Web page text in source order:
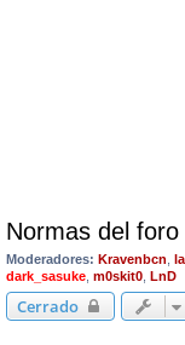
Normas del
Moderadores: Kravenbcn
dark_sasuke m0skit0 LnD
Cerrado